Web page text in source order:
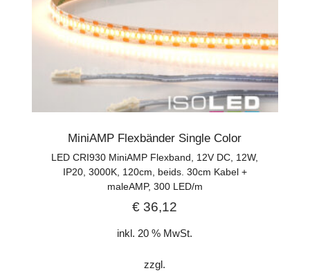
MiniAMP Flexbänder Single Color
LED CRI930 MiniAMP Flexband, 12V DC, 12W,
IP20, 3000K, 120cm, beids. 30cm Kabel +
maleAMP, 300 LED/m
€ 36,12
inkl. 20 % MwSt.
zzgl.